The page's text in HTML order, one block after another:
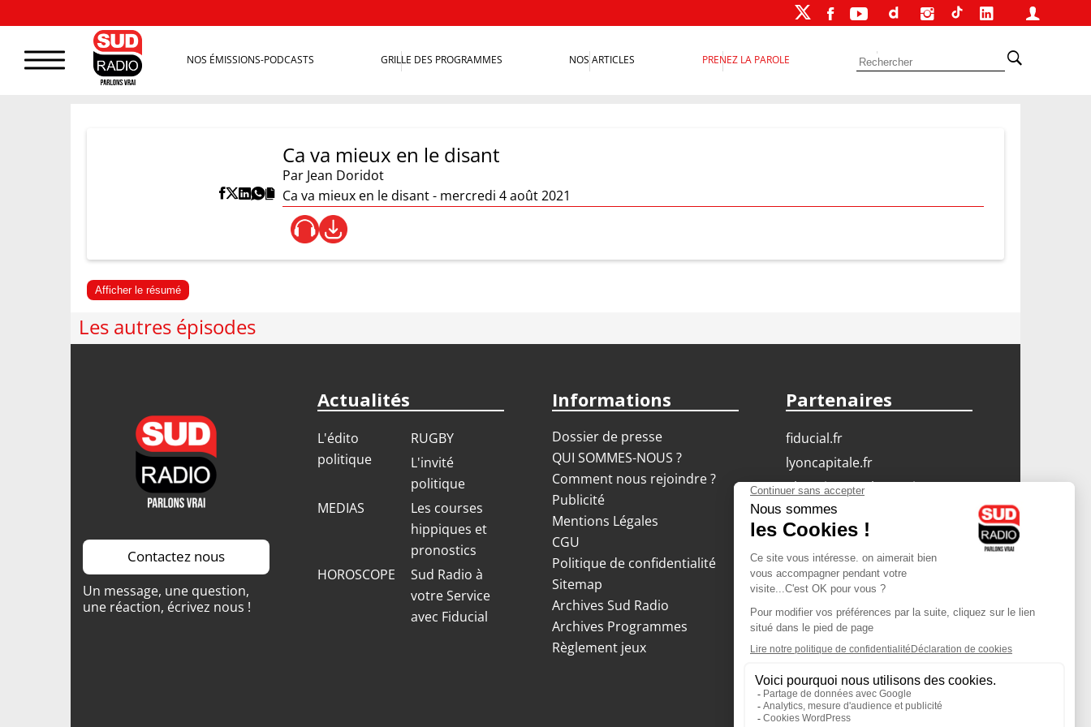
NOS ÉMISSIONS-PODCASTS GRILLE DES PROGRAMMES NOS ARTICLES PRENEZ LA PAROLE
Ca va mieux en le disant
Par Jean Doridot
Ca va mieux en le disant - mercredi 4 août 2021
Afficher le résumé
Les autres épisodes
Contactez nous
Un message, une question,
une réaction, écrivez nous !
Actualités
L'édito
politique
RUGBY
L'invité
politique
MEDIAS
Les courses
hippiques et
pronostics
HOROSCOPE
Sud Radio à
votre Service
avec Fiducial
Informations
Dossier de presse
QUI SOMMES-NOUS ?
Comment nous rejoindre ?
Publicité
Mentions Légales
CGU
Politique de confidentialité
Sitemap
Archives Sud Radio
Archives Programmes
Règlement jeux
Partenaires
fiducial.fr
lyoncapitale.fr
olympique-et-lyonnais.com
L'application Iphone
/ Android
Téléchargez l'application
Les cookies
Gestion des cookies